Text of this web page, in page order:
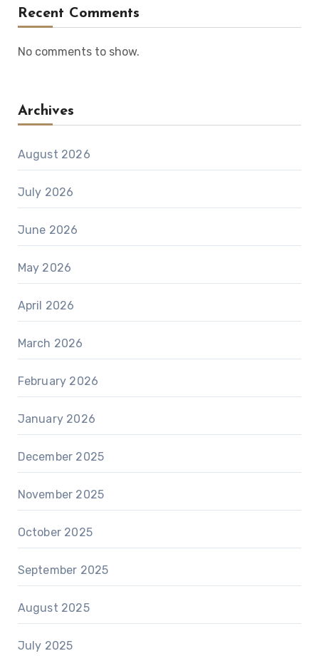
Recent Comments
No comments to show.
Archives
August 2026
July 2026
June 2026
May 2026
April 2026
March 2026
February 2026
January 2026
December 2025
November 2025
October 2025
September 2025
August 2025
July 2025